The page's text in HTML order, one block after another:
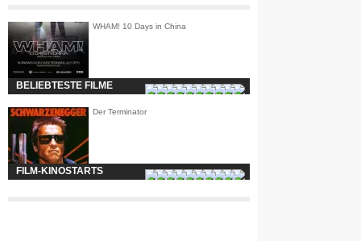
WHAM! 10 Days in China
BELIEBTESTE FILME
Der Terminator
FILM-KINOSTARTS